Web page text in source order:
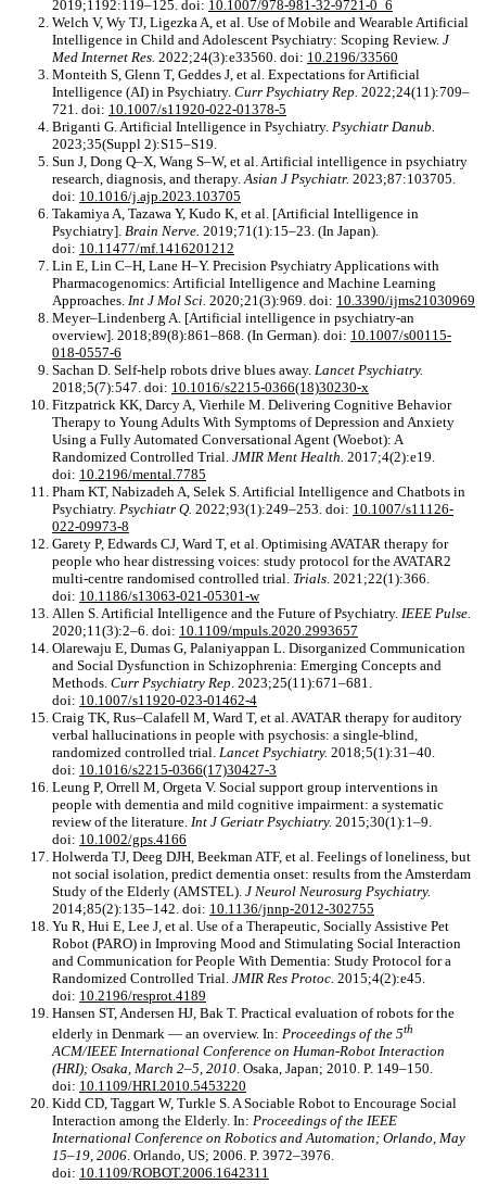
2019;1192:119–125. doi: 10.1007/978-981-32-9721-0_6
Welch V, Wy TJ, Ligezka A, et al. Use of Mobile and Wearable Artificial
Intelligence in Child and Adolescent Psychiatry: Scoping Review. J
Med Internet Res. 2022;24(3):e33560. doi: 10.2196/33560
Monteith S, Glenn T, Geddes J, et al. Expectations for Artificial
Intelligence (AI) in Psychiatry. Curr Psychiatry Rep. 2022;24(11):709–
721. doi: 10.1007/s11920-022-01378-5
Briganti G. Artificial Intelligence in Psychiatry. Psychiatr Danub.
2023;35(Suppl 2):S15–S19.
Sun J, Dong Q–X, Wang S–W, et al. Artificial intelligence in psychiatry
research, diagnosis, and therapy.Asian J Psychiatr. 2023;87:103705.
doi: 10.1016/j.ajp.2023.103705
Takamiya A, Tazawa Y, Kudo K, et al. [Artificial Intelligence in
Psychiatry]. Brain Nerve. 2019;71(1):15–23. (In Japan).
doi: 10.11477/mf.1416201212
Lin E, Lin C–H, Lane H–Y. Precision Psychiatry Applications with
Pharmacogenomics: Artificial Intelligence and Machine Learning
Approaches. Int J Mol Sci. 2020;21(3):969. doi: 10.3390/ijms21030969
Meyer–Lindenberg A. [Artificial intelligence in psychiatry-an
overview]. 2018;89(8):861–868. (In German). doi: 10.1007/s00115-
018-0557-6
Sachan D. Self-help robots drive blues away. Lancet Psychiatry.
2018;5(7):547. doi: 10.1016/s2215-0366(18)30230-x
Fitzpatrick KK, Darcy A, Vierhile M. Delivering Cognitive Behavior
Therapy to Young Adults With Symptoms of Depression and Anxiety
Using a Fully Automated Conversational Agent (Woebot): A
Randomized Controlled Trial. JMIR Ment Health. 2017;4(2):e19.
doi: 10.2196/mental.7785
Pham KT, Nabizadeh A, Selek S. Artificial Intelligence and Chatbots in
Psychiatry. Psychiatr Q. 2022;93(1):249–253. doi: 10.1007/s11126-
022-09973-8
Garety P, Edwards CJ, Ward T, et al. Optimising AVATAR therapy for
people who hear distressing voices: study protocol for the AVATAR2
multi-centre randomised controlled trial. Trials. 2021;22(1):366.
doi: 10.1186/s13063-021-05301-w
Allen S. Artificial Intelligence and the Future of Psychiatry. IEEE Pulse.
2020;11(3):2–6. doi: 10.1109/mpuls.2020.2993657
Olarewaju E, Dumas G, Palaniyappan L. Disorganized Communication
and Social Dysfunction in Schizophrenia: Emerging Concepts and
Methods. Curr Psychiatry Rep. 2023;25(11):671–681.
doi: 10.1007/s11920-023-01462-4
Craig TK, Rus–Calafell M, Ward T, et al. AVATAR therapy for auditory
verbal hallucinations in people with psychosis: a single-blind,
randomized controlled trial. Lancet Psychiatry. 2018;5(1):31–40.
doi: 10.1016/s2215-0366(17)30427-3
Leung P, Orrell M, Orgeta V. Social support group interventions in
people with dementia and mild cognitive impairment: a systematic
review of the literature. Int J Geriatr Psychiatry. 2015;30(1):1–9.
doi: 10.1002/gps.4166
Holwerda TJ, Deeg DJH, Beekman ATF, et al. Feelings of loneliness, but
not social isolation, predict dementia onset: results from the Amsterdam
Study of the Elderly (AMSTEL). J Neurol Neurosurg Psychiatry.
2014;85(2):135–142. doi: 10.1136/jnnp-2012-302755
Yu R, Hui E, Lee J, et al. Use of a Therapeutic, Socially Assistive Pet
Robot (PARO) in Improving Mood and Stimulating Social Interaction
and Communication for People With Dementia: Study Protocol for a
Randomized Controlled Trial. JMIR Res Protoc. 2015;4(2):e45.
doi: 10.2196/resprot.4189
Hansen ST, Andersen HJ, Bak T. Practical evaluation of robots for the
elderly in Denmark — an overview. In: Proceedings of the 5th
ACM/IEEE International Conference on Human-Robot Interaction
(HRI); Osaka, March 2–5, 2010. Osaka, Japan; 2010. P. 149–150.
doi: 10.1109/HRI.2010.5453220
Kidd CD, Taggart W, Turkle S. A Sociable Robot to Encourage Social
Interaction among the Elderly. In: Proceedings of the IEEE
International Conference on Robotics and Automation; Orlando, May
15–19, 2006. Orlando, US; 2006. P. 3972–3976.
doi: 10.1109/ROBOT.2006.1642311